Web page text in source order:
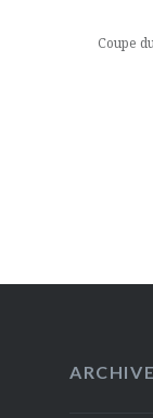
l’articleCoupe